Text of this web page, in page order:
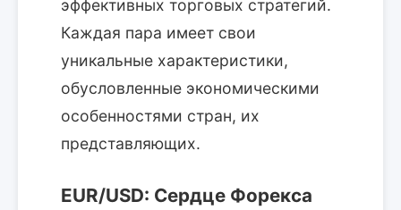
эффективных торговых стратегий.
Каждая пара имеет свои
уникальные характеристики,
обусловленные экономическими
особенностями стран, их
представляющих.
EUR/USD: Сердце Форекса